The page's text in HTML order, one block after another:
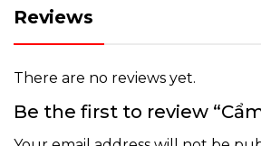
Reviews
There are no reviews yet.
Be the first to review